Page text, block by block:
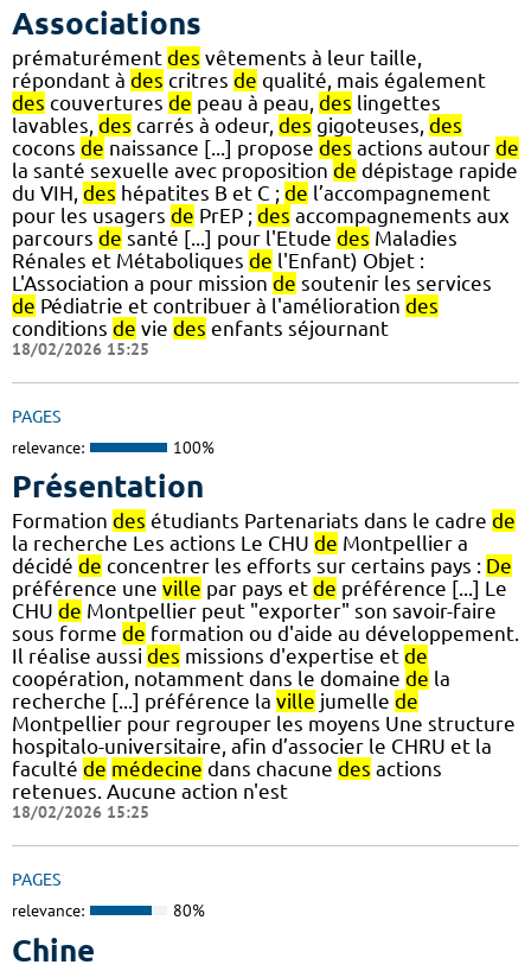
Associations
prématurément des vêtements à leur taille,
répondant à des critres de qualité, mais également
des couvertures de peau à peau, des lingettes
lavables, des carrés à odeur, des gigoteuses, des
cocons de naissance [...] propose des actions autour de
la santé sexuelle avec proposition de dépistage rapide
du VIH, des hépatites B et C ; de l’accompagnement
pour les usagers de PrEP ; des accompagnements aux
parcours de santé [...] pour l'Etude des Maladies
Rénales et Métaboliques de l'Enfant) Objet :
L'Association a pour mission de soutenir les services
de Pédiatrie et contribuer à l'amélioration des
conditions de vie des enfants séjournant
18/02/2026 15:25
PAGES
relevance: 100%
Présentation
Formation des étudiants Partenariats dans le cadre de
la recherche Les actions Le CHU de Montpellier a
décidé de concentrer les efforts sur certains pays : De
préférence une ville par pays et de préférence [...] Le
CHU de Montpellier peut "exporter" son savoir-faire
sous forme de formation ou d'aide au développement.
Il réalise aussi des missions d'expertise et de
coopération, notamment dans le domaine de la
recherche [...] préférence la ville jumelle de
Montpellier pour regrouper les moyens Une structure
hospitalo-universitaire, afin d’associer le CHRU et la
faculté de médecine dans chacune des actions
retenues. Aucune action n'est
18/02/2026 15:25
PAGES
relevance: 80%
Chine